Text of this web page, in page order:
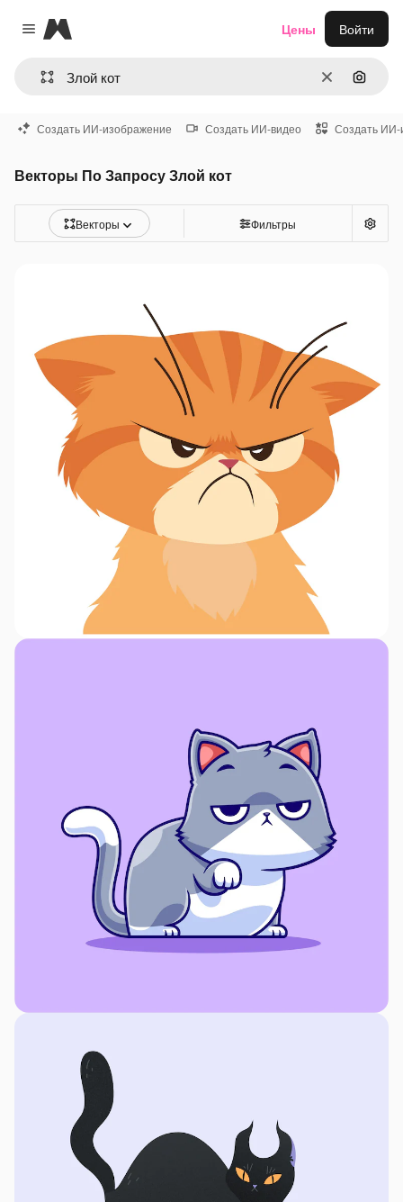
Close menu
Magnific
ОчиститьПоиск
Цены Войти
Создать ИИ-изображение Создать ИИ-видео Создать ИИ-
Векторы По Запросу Злой кот
Векторы Фильтры